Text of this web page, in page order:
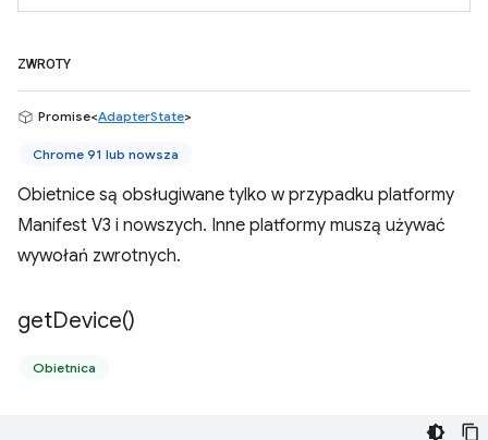
ZWROTY
Promise<AdapterState>
Chrome 91 lub nowsza
Obietnice są obsługiwane tylko w przypadku platformy
Manifest V3 i nowszych. Inne platformy muszą używać
wywołań zwrotnych.
getDevice()
Obietnica